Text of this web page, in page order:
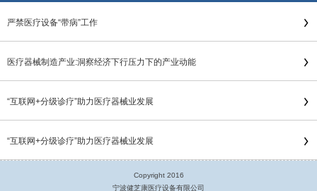
严禁医疗设备“带病”工作
医疗器械制造产业:洞察经济下行压力下的产业动能
“互联网+分级诊疗”助力医疗器械业发展
“互联网+分级诊疗”助力医疗器械业发展
Copyright 2016
宁波健芝康医疗设备有限公司